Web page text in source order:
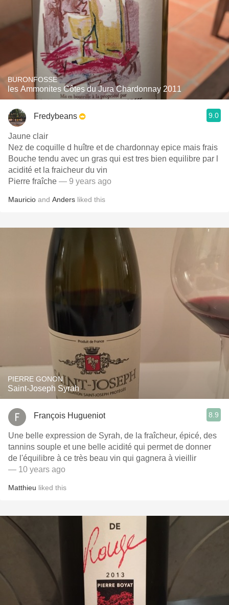
BURONFOSSE
les Ammonites Côtes du Jura Chardonnay 2011
Fredybeans 9.0
Jaune clair
Nez de coquille d huître et de chardonnay epice mais frais
Bouche tendu avec un gras qui est tres bien equilibre par l
acidité et la fraicheur du vin
Pierre fraîche — 9 years ago
Mauricio and Anders liked this
PIERRE GONON
Saint-Joseph Syrah
François Hugueniot 8.9
Une belle expression de Syrah, de la fraîcheur, épicé, des
tannins souple et une belle acidité qui permet de donner
de l'équilibre à ce très beau vin qui gagnera à vieillir
— 10 years ago
Matthieu liked this